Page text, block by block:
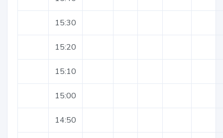
15:30
15:20
15:10
15:00
14:50